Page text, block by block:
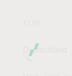
Deutschland